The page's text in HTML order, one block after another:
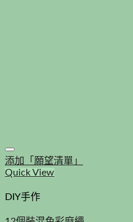
添加「願望清單」
Quick View
DIY手作